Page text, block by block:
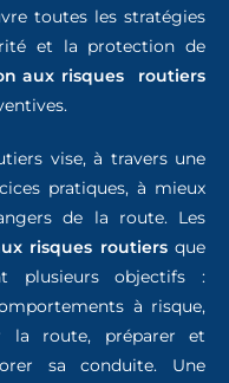
toutes les stratégies
et la protection de
aux risques routiers
vise, à travers une
pratiques, à mieux
de la route. Les
risques routiersque
plusieurs objectifs :
à risque,
la route, préparer et
sa conduite. Une